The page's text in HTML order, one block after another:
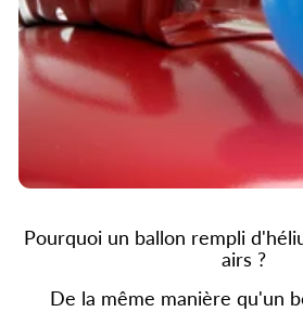
Pourquoi un ballon rempli
airs ?
De la même manière qu'un